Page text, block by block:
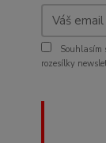
Souhlasím
rozesílky